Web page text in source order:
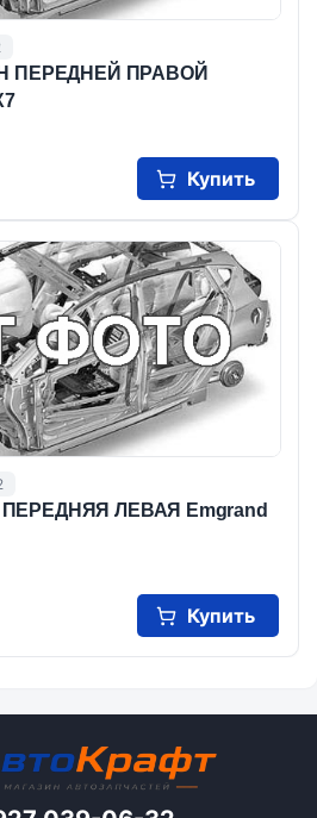
ПЕРЕДНЕЙ ПРАВОЙ
Купить
ЛЕВАЯ Emgrand
Купить